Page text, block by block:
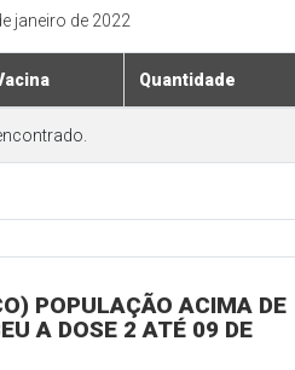
janeiro de 2022
Quantidade
POPULAÇÃO ACIMA DE
A DOSE 2 ATÉ 09 DE